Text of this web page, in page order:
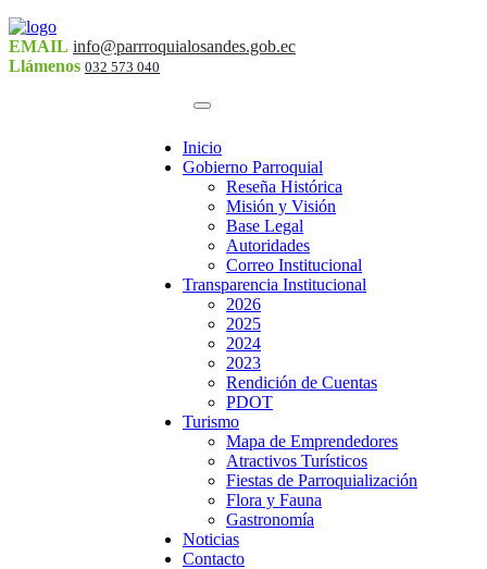
EMAIL info@parrroquialosandes.gob.ec
Llámenos 032 573 040
Inicio
Gobierno Parroquial
Reseña Histórica
Misión y Visión
Base Legal
Autoridades
Correo Institucional
Transparencia Institucional
2026
2025
2024
2023
Rendición de Cuentas
PDOT
Turismo
Mapa de Emprendedores
Atractivos Turísticos
Fiestas de Parroquialización
Flora y Fauna
Gastronomía
Noticias
Contacto